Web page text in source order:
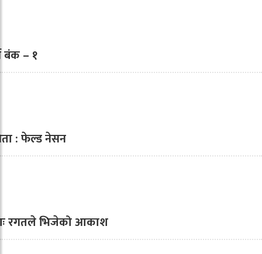
बंक – १
: फेल्ड नेसन
रगतले भिजेको आकाश